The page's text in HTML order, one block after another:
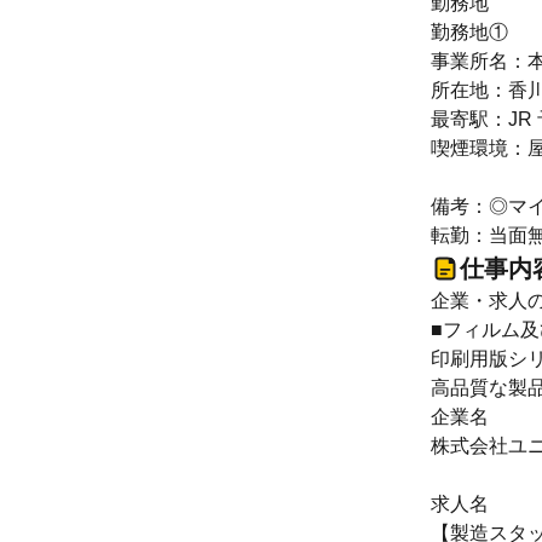
勤務地①
事業所名：
所在地：香
最寄駅：JR
喫煙環境：
備考：◎マ
転勤：当面
仕事内
企業・求人
■フィルム
印刷用版シ
高品質な製
企業名
株式会社ユ
求人名
【製造スタ